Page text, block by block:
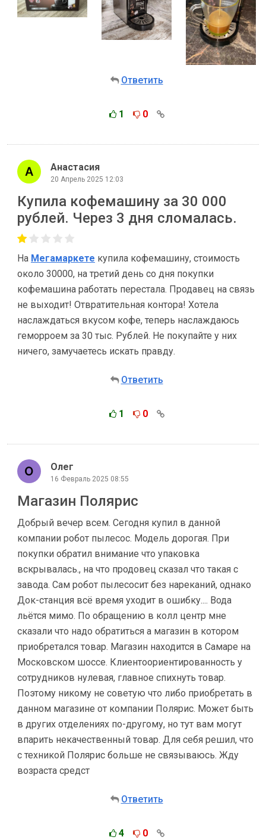
Ответить
1 0
Анастасия
20 Апрель 2025 12:03
Купила кофемашину за 30 000
рублей. Через 3 дня сломалась.
На Мегамаркете купила кофемашину, стоимость
около 30000, на третий день со дня покупки
кофемашина работать перестала. Продавец на связь
не выходит! Отвратительная контора! Хотела
наслаждаться вкусом кофе, теперь наслаждаюсь
геморроем за 30 тыс. Рублей. Не покупайте у них
ничего, замучаетесь искать правду.
Ответить
1 0
Олег
16 Февраль 2025 08:55
Магазин Полярис
Добрый вечер всем. Сегодня купил в данной
компании робот пылесос. Модель дорогая. При
покупки обратил внимание что упаковка
вскрывалась., на что продовец сказал что такая с
завода. Сам робот пылесосит без нареканий, однако
Док-станция всë время уходит в ошибку.... Вода
льётся мимо. По обращению в колл центр мне
сказали что надо обратиться а магазин в котором
приобретался товар. Магазин находится в Самаре на
Московском шоссе. Клиентоориентированность у
сотрудников нулевая, главное спихнуть товар.
Поэтому никому не советую что либо приобретать в
данном магазине от компании Полярис. Может быть
в других отделениях по-другому, но тут вам могут
впарить некачественный товар. Для себя решил, что
с техникой Полярис больше не связываюсь. Жду
возраста средст
Ответить
4 0